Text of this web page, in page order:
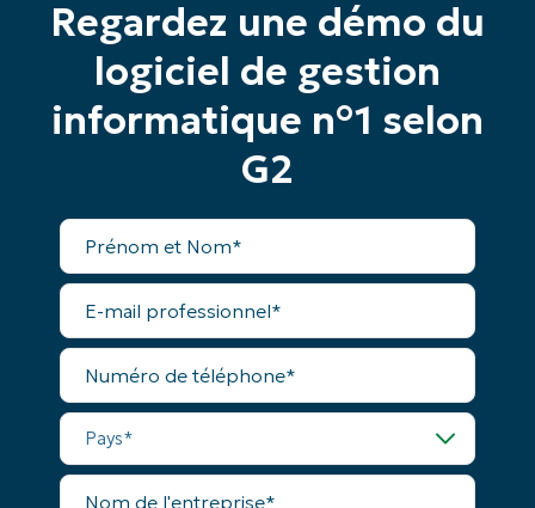
Regardez une démo du
logiciel de gestion
informatique n°1 selon
G2
Prénom
Nom*
E-
mail
professionnel*
Numéro
téléphone*
Pays*
Nom
number*
Pays
name*